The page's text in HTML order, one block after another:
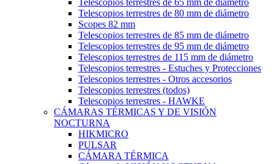
Telescopios terrestres de 65 mm de diámetro
Telescopios terrestres de 80 mm de diámetro
Scopes 82 mm
Telescopios terrestres de 85 mm de diámetro
Telescopios terrestres de 95 mm de diámetro
Telescopios terrestres de 115 mm de diámetro
Telescopios terrestres - Estuches y Protecciones
Telescopios terrestres - Otros accesorios
Telescopios terrestres (todos)
Telescopios terrestres - HAWKE
CÁMARAS TÉRMICAS Y DE VISIÓN
NOCTURNA
HIKMICRO
PULSAR
CÁMARA TÉRMICA